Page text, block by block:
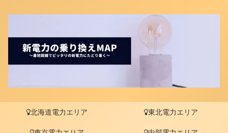
北海道電力エリア 東北電力エリア